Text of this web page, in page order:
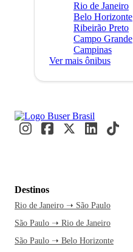
Rio de Janeiro
Belo Horizonte
Ribeirão Preto
Campo Grande
Campinas
Ver mais ônibus
Destinos
Rio de Janeiro ➝ São Paulo
São Paulo ➝ Rio de Janeiro
São Paulo ➝ Belo Horizonte